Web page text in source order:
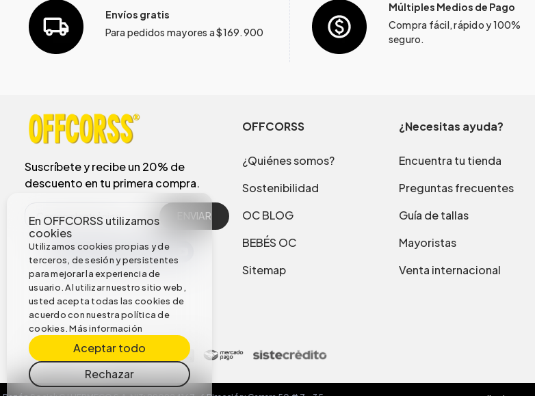
En OFFCORSS utilizamos
cookies
Utilizamos cookies propias y de
terceros, de sesión y persistentes
para mejorar la experiencia de
usuario. Al utilizar nuestro sitio web,
usted acepta todas las cookies de
acuerdo con nuestra política de
cookies.Más información
Aceptar todo
Rechazar
Envíos gratis
Para pedidos mayores a $169.900
Múltiples Medios de Pago
Compra fácil, rápido y 100%
seguro.
Suscríbete y recibe un 20% de
descuento en tu primera compra.
ENVIAR
OFFCORSS
¿Quiénes somos?
Sostenibilidad
OC BLOG
BEBÉS OC
Sitemap
¿Necesitas ayuda?
Encuentra tu tienda
Preguntas frecuentes
Guía de tallas
Mayoristas
Venta internacional